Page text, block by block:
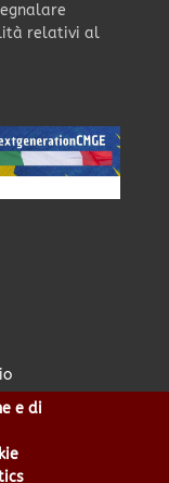
relativi al
e di